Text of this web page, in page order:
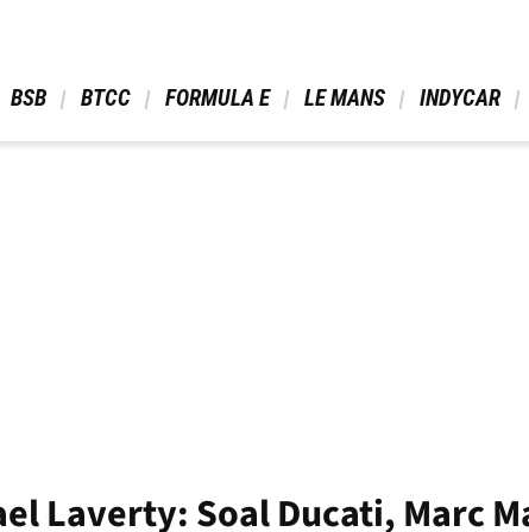
BSB BTCC FORMULA E LE MANS INDYCAR
Laverty: Soal Ducati, Marc